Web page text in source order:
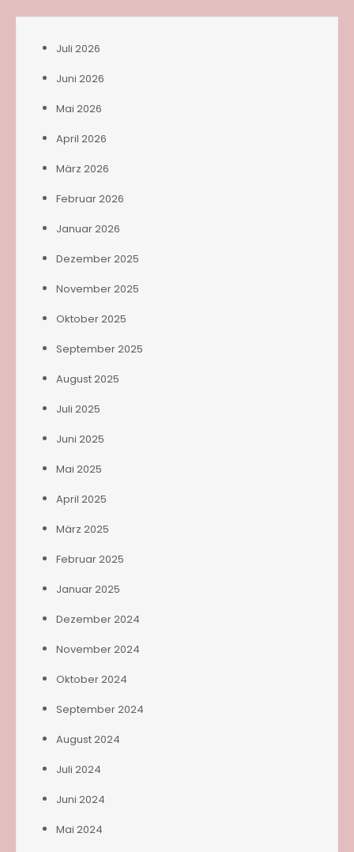
Juli 2026
Juni 2026
Mai 2026
April 2026
März 2026
Februar 2026
Januar 2026
Dezember 2025
November 2025
Oktober 2025
September 2025
August 2025
Juli 2025
Juni 2025
Mai 2025
April 2025
März 2025
Februar 2025
Januar 2025
Dezember 2024
November 2024
Oktober 2024
September 2024
August 2024
Juli 2024
Juni 2024
Mai 2024